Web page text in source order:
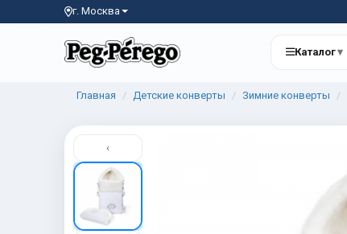
г. Москва
Каталог▾
Главная Детские конверты Зимние конверты
‹